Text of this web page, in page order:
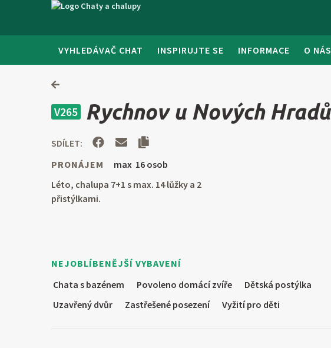
VYHLEDÁVAČ CHAT INSPIRUJTE SE INFORMACE O NÁS
V265 Rychnov u Nových Hradů
SDÍLET:
PRONÁJEM
max 16 osob
Léto, chalupa 7+1 s max. 14 lůžky a 2
přistýlkami.
NEJOBLÍBENĚJŠÍ VYBAVENÍ
Chata s bazénem
Povoleno domácí zvíře
Dětská postýlka
Uzavřený dvůr
Zastřešené posezení Vyžití pro děti